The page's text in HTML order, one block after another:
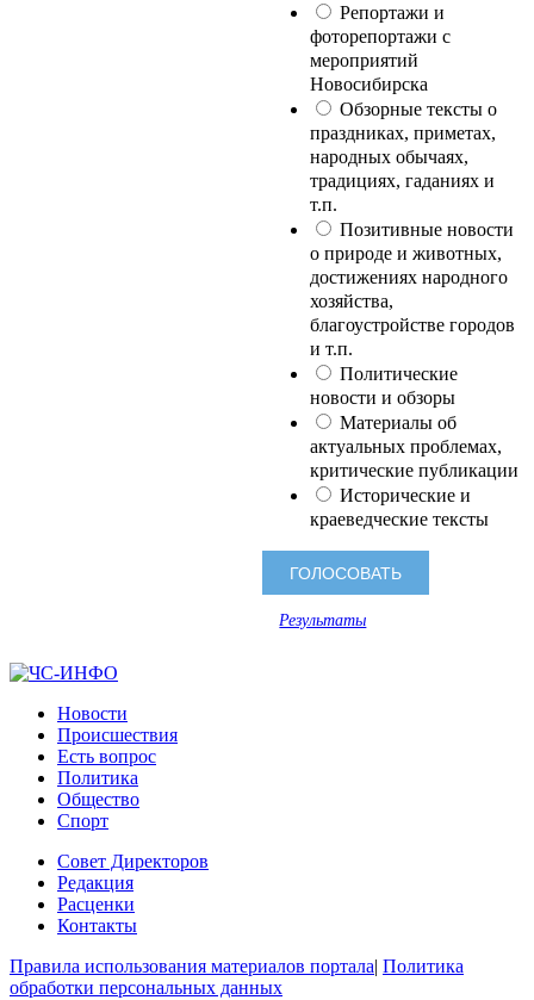
Репортажи и
фоторепортажи с
мероприятий
Новосибирска
Обзорные тексты о
праздниках, приметах,
народных обычаях,
традициях, гаданиях и
т.п.
Позитивные новости
о природе и животных,
достижениях народного
хозяйства,
благоустройстве городов
и т.п.
Политические
новости и обзоры
Материалы об
актуальных проблемах,
критические публикации
Исторические и
краеведческие тексты
Результаты
Новости
Происшествия
Есть вопрос
Политика
Общество
Спорт
Совет Директоров
Редакция
Расценки
Контакты
Правила использования материалов портала| Политика
обработки персональных данных